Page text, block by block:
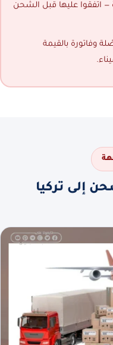
— اتفقوا عليها قبل الشحن
وفاتورة بالقيمة
إلى تركيا